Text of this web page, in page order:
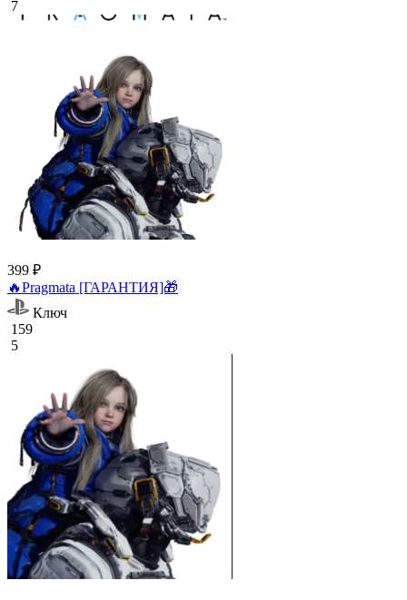
7
399 ₽
🔥Pragmata [ГАРАНТИЯ]🎁
Ключ
159
5